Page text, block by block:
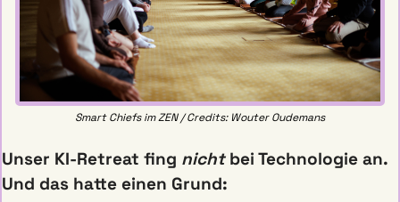
Smart Chiefs im ZEN / Credits: Wouter Oudemans
Unser KI-Retreat fing nicht bei Technologie an.
Und das hatte einen Grund: